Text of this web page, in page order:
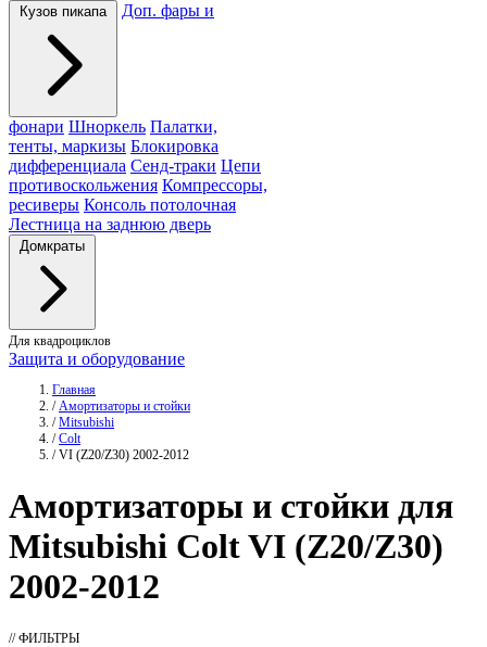
Кузов пикапа Доп. фары и
фонари Шноркель Палатки,
тенты, маркизы Блокировка
дифференциала Сенд-траки Цепи
противоскольжения Компрессоры,
ресиверы Консоль потолочная
Лестница на заднюю дверь
Домкраты
Для квадроциклов
Защита и оборудование
Главная
/ Амортизаторы и стойки
/ Mitsubishi
/ Colt
/ VI (Z20/Z30) 2002-2012
Амортизаторы и стойки для
Mitsubishi Colt VI (Z20/Z30)
2002-2012
// ФИЛЬТРЫ